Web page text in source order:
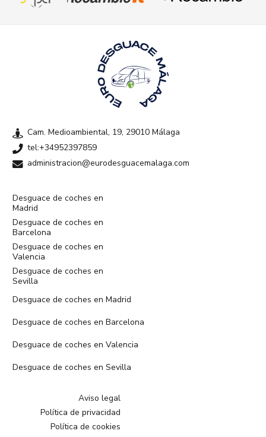
Cam. Medioambiental, 19, 29010 Málaga
tel:+34952397859
administracion@eurodesguacemalaga.com
Desguace de coches en
Madrid
Desguace de coches en
Barcelona
Desguace de coches en
Valencia
Desguace de coches en
Sevilla
Desguace de coches en Madrid
Desguace de coches en Barcelona
Desguace de coches en Valencia
Desguace de coches en Sevilla
Aviso legal
Política de privacidad
Política de cookies